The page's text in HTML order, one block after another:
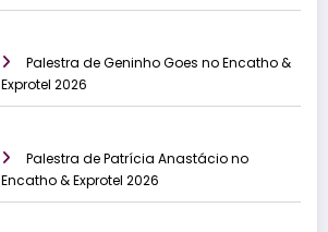
Palestra de Geninho Goes no Encatho &
Exprotel 2026
Palestra de Patrícia Anastácio no
Encatho & Exprotel 2026